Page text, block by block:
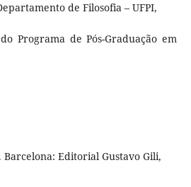
de Filosofia – UFPI,
Programa de Pós-Graduação em
Barcelona: Editorial Gustavo Gili,